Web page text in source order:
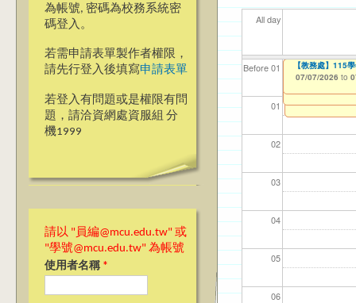
為帳號, 密碼為校務系統密
碼登入。
若需申請表單製作者權限，
請先行登入後填寫申請表單
若登入有問題或是權限有問
題，請洽資網處資服組 分
機1999
請以 "員編@mcu.edu.tw" 或
"學號@mcu.edu.tw" 為帳號
使用者名稱 *
All day
Before 01
01
02
03
04
05
06
【資網處】
整合系統～表單
【財務處】工讀
11/12/2021 to
【財務處】漏打
錄
114
04/
【學
07/
商品
11/
教務
11/
【電機資訊學
05/01/2026 to
【教學暨學習
Application
【教務處】115
07/07/2026 to